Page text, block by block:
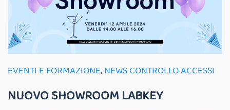
EVENTI E FORMAZIONE,NEWS CONTROLLO ACCESSI
NUOVO SHOWROOM LABKEY